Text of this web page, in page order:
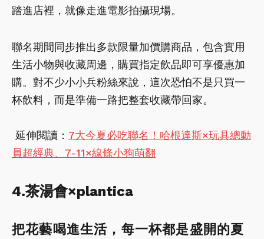
踏進店裡，就像走進電影拍攝現場。
聯名期間同步推出多款限量加價購商品，包含實用
生活小物與收藏周邊，購買指定飲品即可享優惠加
購。對不少小小兵粉絲來說，這次恐怕不是只買一
杯飲料，而是準備一路把整套收藏帶回家。
延伸閱讀： 7大今夏必吃聯名！哈根達斯×玩具總動
員超經典、7-11×線條小狗萌翻
4.茶湯會×plantica
把花藝喝進生活，每一杯都是盛開的夏